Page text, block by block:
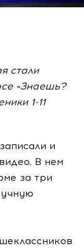
стали
«Знаешь?
1-11
и
В нем
за три